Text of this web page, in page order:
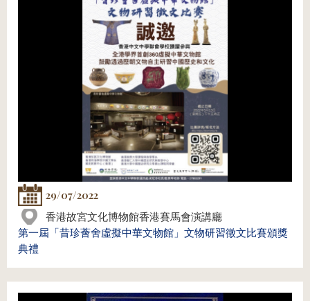
29/07/2022
香港故宮文化博物館香港賽馬會演講廳
第一屆「昔珍薈舍虛擬中華文物館」文物研習徵文比賽頒獎
典禮